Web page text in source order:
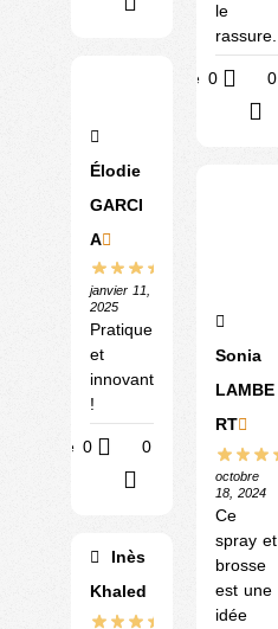
Élodie
GARCI
A
janvier 11,
2025
Pratique
et
innovant
!
Utile 0 0
Inès
Khaled
le
rassure.
Utile 0 0
Sonia
LAMBE
RT
octobre
18, 2024
Ce
spray et
brosse
est une
idée